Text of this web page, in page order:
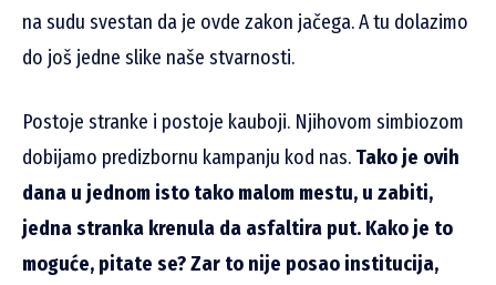
na sudu svestan da je ovde zakon jačega. A tu dolazimo
do još jedne slike naše stvarnosti.
Postoje stranke i postoje kauboji. Njihovom simbiozom
dobijamo predizbornu kampanju kod nas. Tako je ovih
dana u jednom isto tako malom mestu, u zabiti,
jedna stranka krenula da asfaltira put. Kako je to
moguće, pitate se? Zar to nije posao institucija,